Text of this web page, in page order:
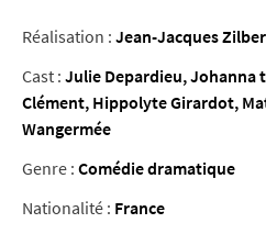
Réalisation : Jean-Jacques
Cast : Julie Depardieu, Johanna
Clément, Hippolyte Girardot,
Wangermée
Genre : Comédie dramatique
Nationalité : France